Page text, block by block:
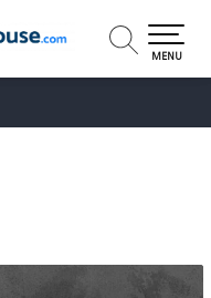
MENU